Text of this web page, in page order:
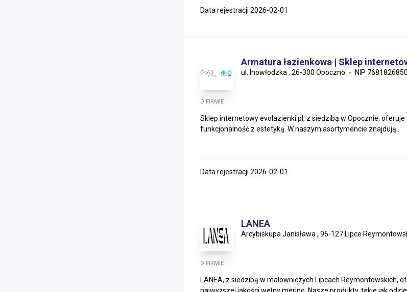
Data rejestracji 2026-02-01
Armatura łazienkowa | Sklep
ul. Inowłodzka , 26-300 Opoczno NIP 7681826850
O FIRMIE
Sklep internetowy evolazienki.pl, z siedzibą w Opocznie,
funkcjonalność z estetyką. W naszym asortymencie znajdują...
Data rejestracji 2026-02-01
LANEA
Arcybiskupa Janisława , 96-127 Lipce
O FIRMIE
LANEA, z siedzibą w malowniczych Lipcach Reymontowskich,